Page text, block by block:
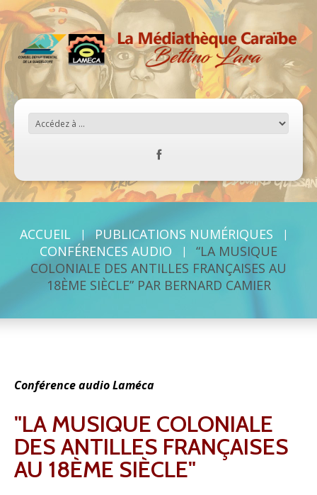
ACCUEIL
PUBLICATIONS NUMÉRIQUES
CONFÉRENCES AUDIO
“LA MUSIQUE
COLONIALE DES ANTILLES FRANÇAISES AU
18ÈME SIÈCLE” PAR BERNARD CAMIER
Conférence audio Laméca
"LA MUSIQUE COLONIALE
DES ANTILLES FRANÇAISES
AU 18ÈME SIÈCLE"